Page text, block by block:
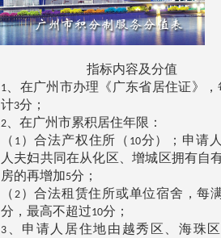
指标内容及分值
1 、在广州市办理《广东省居住证》
计3分；
2 、在广州市累积居住年限：
（ 1 ）合法产权住所（ 10分）；申请
人夫妇共同在从化区、增城区拥有自
房的再增加5分；
（ 2）合法租赁住所或单位宿舍，每
分，最高不超过10分；
3 、申请人居住地由越秀区、海珠